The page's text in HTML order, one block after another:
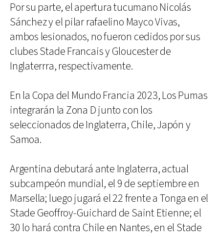
Por su parte, el apertura tucumano Nicolás
Sánchez y el pilar rafaelino Mayco Vivas,
ambos lesionados, no fueron cedidos por sus
clubes Stade Francais y Gloucester de
Inglaterrra, respectivamente.
En la Copa del Mundo Francia 2023, Los Pumas
integrarán la Zona D junto con los
seleccionados de Inglaterra, Chile, Japón y
Samoa.
Argentina debutará ante Inglaterra, actual
subcampeón mundial, el 9 de septiembre en
Marsella; luego jugará el 22 frente a Tonga en el
Stade Geoffroy-Guichard de Saint Etienne; el
30 lo hará contra Chile en Nantes, en el Stade